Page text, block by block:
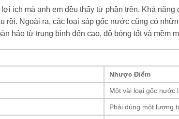
ích mà anh em đều thấy từ phần trên. Khả
rồi. Ngoài ra, các loại sáp gốc nước cũng có
hảo từ trung bình đến cao, độ bóng tốt và mềm
Nhược Điểm
Một vài loại gốc nước
Phải dùng một lượng